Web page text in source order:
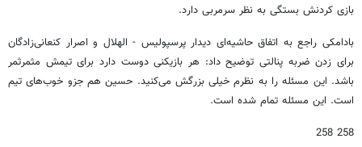
بازی کردنش بستگی به نظر سرمربی دارد.
بادامکی راجع به اتفاق حاشیه‌ای دیدار پرسپولیس - الهلال و اصرار کنعانی‌زادگان
برای زدن ضربه پنالتی توضیح داد: هر بازیکنی دوست دارد برای تیمش مثمرثمر
باشد. این مسئله را به نظرم خیلی بزرگش می‌کنید. حسین هم جزو خوب‌های تیم
است. این مسئله تمام شده است.
258 258